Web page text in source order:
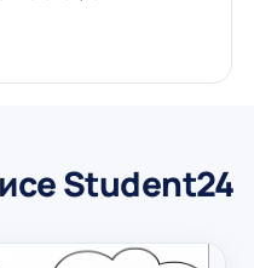
Student24